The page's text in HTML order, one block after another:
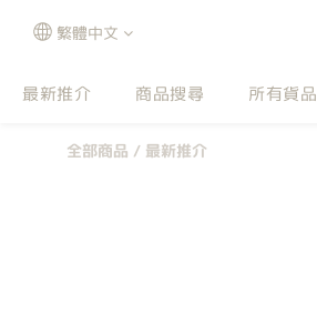
繁體中文
最新推介 商品搜尋 所有貨品
全部商品 / 最新推介